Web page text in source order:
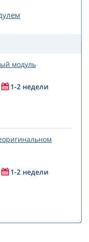
модуль
1-2 недели
1-2 недели